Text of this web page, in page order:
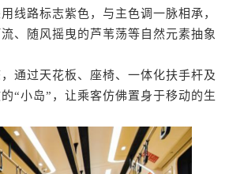
线路标志紫色，与主色调一脉相承，
、随风摇曳的芦苇荡等自然元素抽象
过天花板、座椅、一体化扶手杆及
“小岛”，让乘客仿佛置身于移动的生